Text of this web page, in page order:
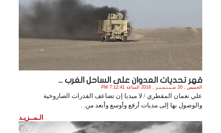
قهر تحديات العدوان على الساحل الغرب ...
الخميس , 20 سـبـتـمـبـر , 2018 الساعة 7:12:41 PM
علي نعمان المقطري / لا ميديا إن تضاعف القدرات الصاروخية
والوصول بها إلى مديات أرفع وأوسع وأبعد من. .
الـمــزيـد